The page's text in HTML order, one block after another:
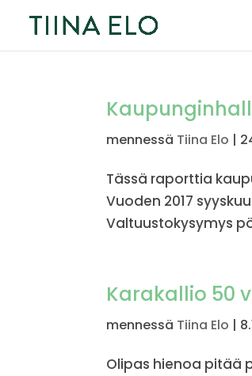
mennessä Tiina Elo |
Tässä raporttia
Vuoden 2017
Valtuustokysymys
Karakallio 50
mennessä Tiina Elo |
Olipas hienoa pitää